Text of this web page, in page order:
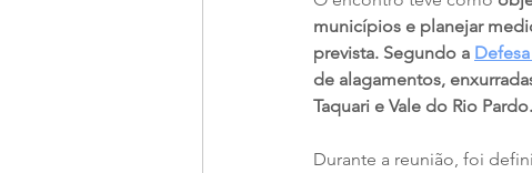
municípios e planejar
prevista. Segundo a
de alagamentos,
Taquari e Vale do Rio Pardo.
Durante a reunião, foi